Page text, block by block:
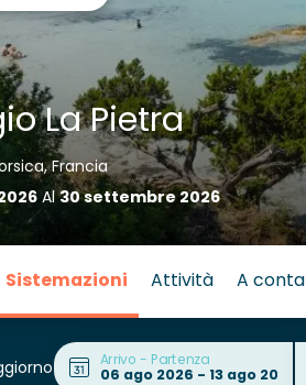
La Pietra
Francia
Al30 settembre 2026
Sistemazioni Attività A
Arrivo - Partenza